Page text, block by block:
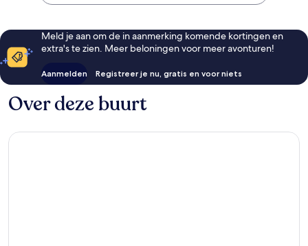
Meld je aan om de in aanmerking komende kortingen en
extra's te zien. Meer beloningen voor meer avonturen!
Aanmelden Registreer je nu, gratis en voor niets
Over deze buurt